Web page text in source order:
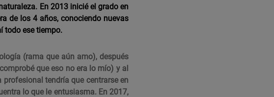
En 2013 inicié el grado en
de los 4 años, conociendo nuevas
todo ese tiempo.
(rama que aún amo), después
que eso no era lo mío) y al
tendría que centrarse en
lo que le entusiasma. En 2017,